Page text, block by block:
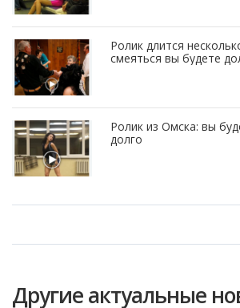
Ролик длится
смеяться вы будете
Ролик из Омска: вы
долго
Другие актуальные